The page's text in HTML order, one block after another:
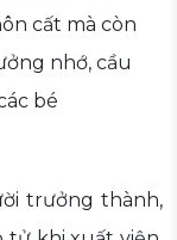
cất mà còn
nhớ, cầu
bé
trưởng thành,